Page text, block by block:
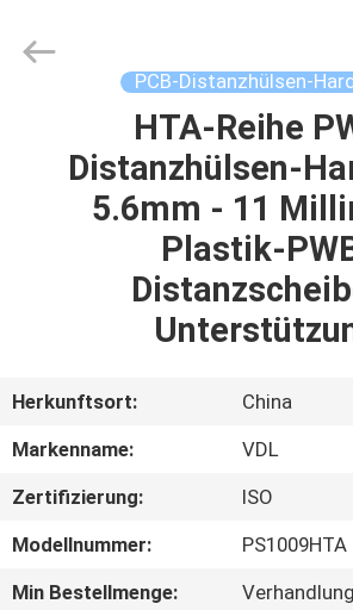
PRODUKTE
FABRIK-
AUSFLUG
QUALITÄTSKONTROLLE
SITEMAP
PCB-Distanzhülsen-
HTA-Reihe
Distanzhülsen-
5.6mm - 11
Plastik-
Herkunftsort:
China
Markenname:
VDL
Zertifizierung:
ISO
Modellnummer:
PS1009HTA
Min Bestellmenge:
Verhandlung